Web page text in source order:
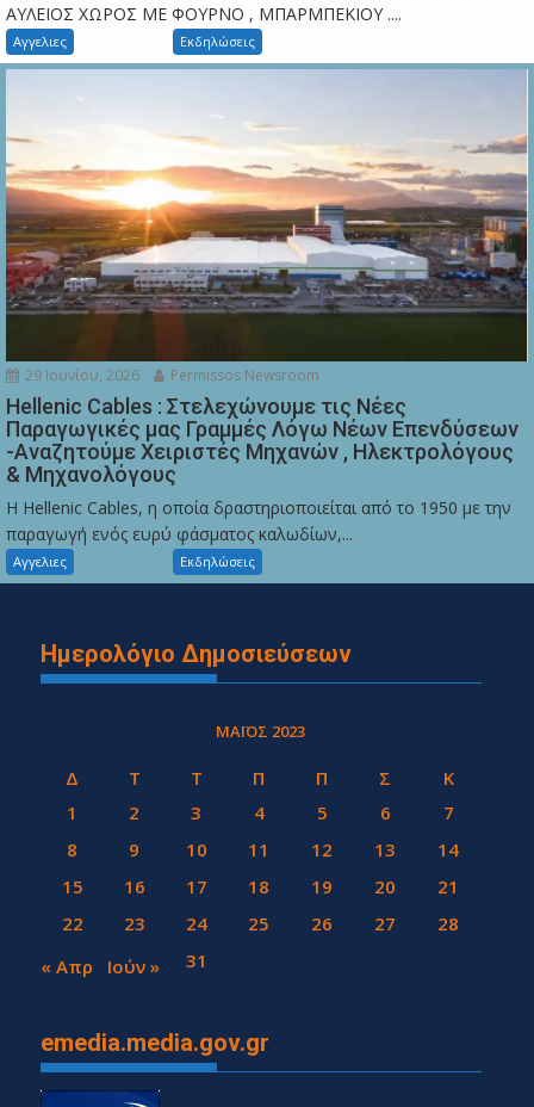
ΑΥΛΕΙΟΣ ΧΩΡΟΣ ΜΕ ΦΟΥΡΝΟ , ΜΠΑΡΜΠΕΚΙΟΥ ....
Αγγελιες Εκδηλώσεις
29 Ιουνίου, 2026 Permissos Newsroom
Hellenic Cables : Στελεχώνουμε τις Νέες
Παραγωγικές μας Γραμμές Λόγω Νέων Επενδύσεων
-Αναζητούμε Χειριστές Μηχανών , Ηλεκτρολόγους
& Μηχανολόγους
Η Hellenic Cables, η οποία δραστηριοποιείται από το 1950 με την
παραγωγή ενός ευρύ φάσματος καλωδίων,...
Αγγελιες Εκδηλώσεις
Ημερολόγιο Δημοσιεύσεων
ΜΆΙΟΣ 2023
Δ Τ Τ Π Π Σ
Κ
1
2 3 4 5 6
7
8
9 10 11 12 13
14
15
16 17 18 19 20
21
22
23 24 25 26 27
28
29
30 31
« Απρ Ιούν »
emedia.media.gov.gr